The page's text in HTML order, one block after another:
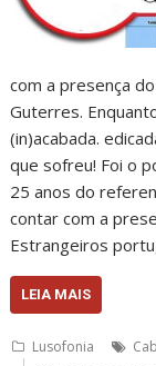
com a presença
Guterres.
(in)acabada.
que sofreu! Foi o
25 anos do
contar com a
Estrangeiros
LEIA MAIS
Lusofonia